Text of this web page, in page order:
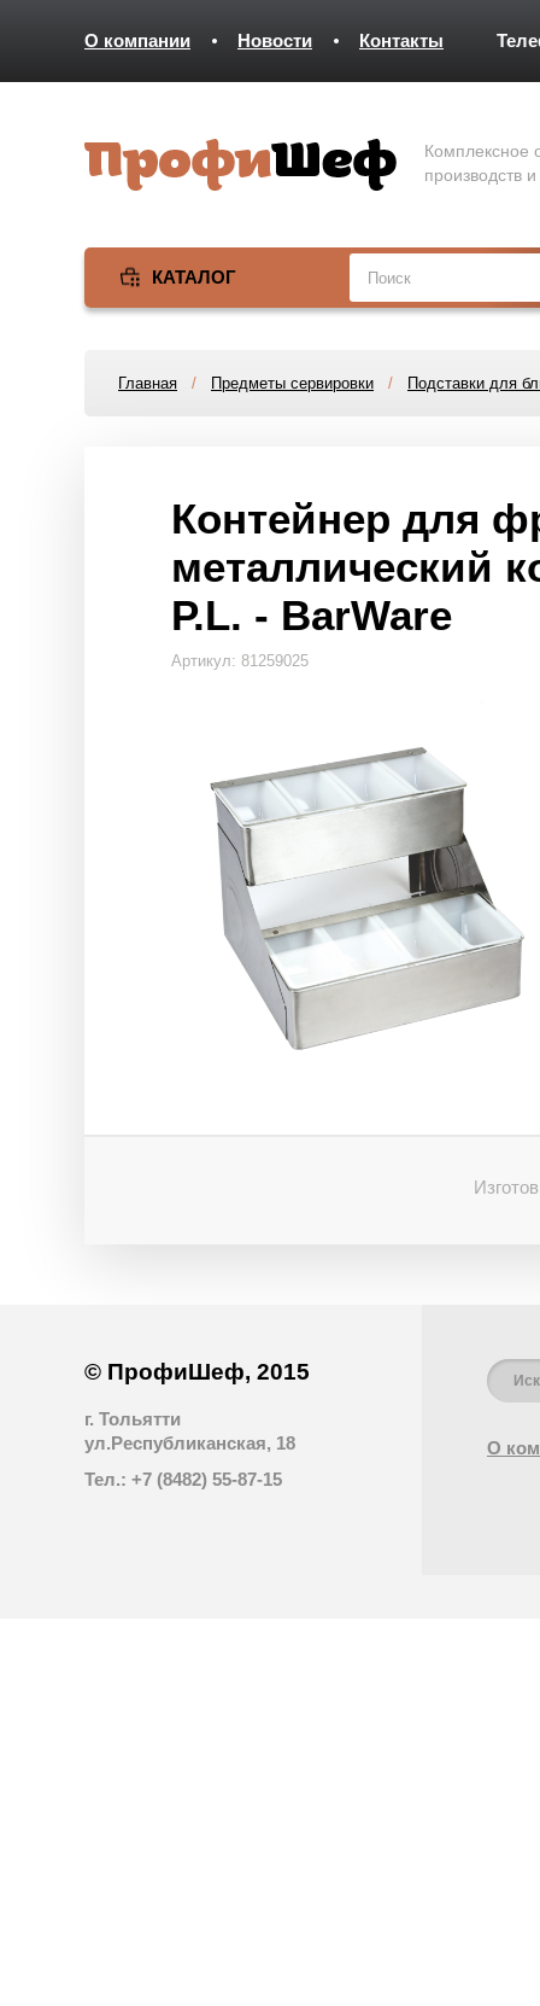
О компании Новости Контакты
Комплексное
производств
КАТАЛОГ
Главная / Предметы сервировки / Подставки для
Контейнер для
металлический
P.L. - BarWare
Артикул: 81259025
© ПрофиШеф, 2015
г. Тольятти
ул.Республиканская, 18
Тел.: +7 (8482) 55-87-15
О